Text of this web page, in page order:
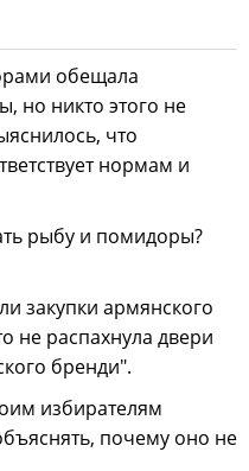
обещала
но никто этого не
что
нормам и
рыбу и помидоры?
закупки армянского
не распахнула двери
бренди".
избирателям
почему оно не